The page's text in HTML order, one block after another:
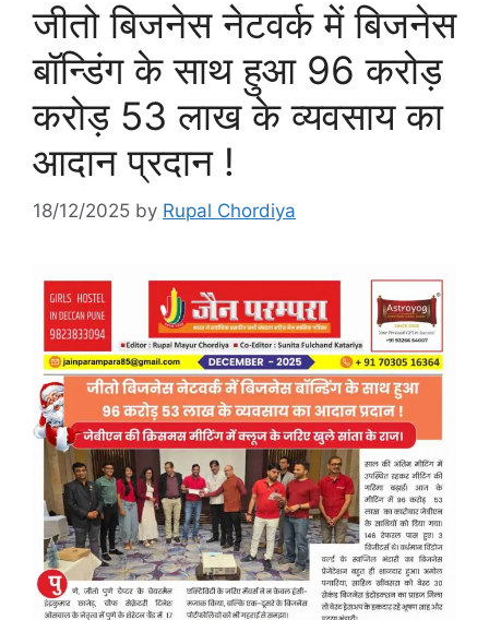
जीतो बिजनेस नेटवर्क में बिजनेस
बॉन्डिंग के साथ हुआ 96 करोड़
करोड़ 53 लाख के व्यवसाय का
आदान प्रदान !
18/12/2025 by Rupal Chordiya